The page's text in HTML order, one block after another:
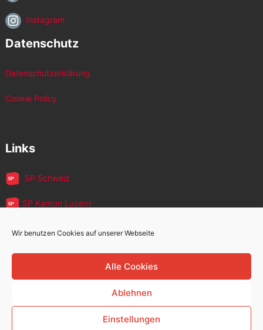
Wir benutzen Cookies auf unserer Webseite
Alle Cookies
Ablehnen
Einstellungen
Instagram
Datenschutz
Datenschutzerklärung
Cookie Policy
Links
SP Schweiz
SP Kanton Luzern
JUSO Luzern
SP MigrantInnen
SP 60+